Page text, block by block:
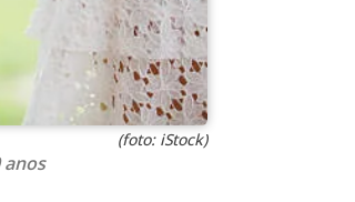
(foto: iStock)
anos